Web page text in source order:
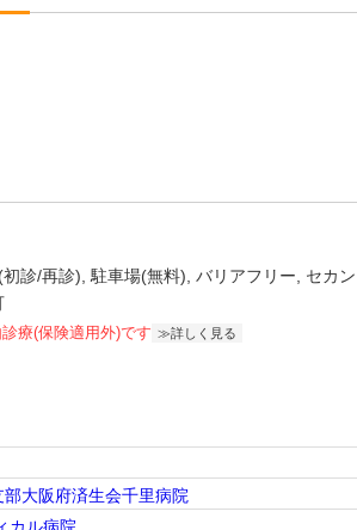
診/再診) 駐車場(無料) バリアフリー セカ
療(保険適用外)です 詳しく見る
大阪府済生会千里病院